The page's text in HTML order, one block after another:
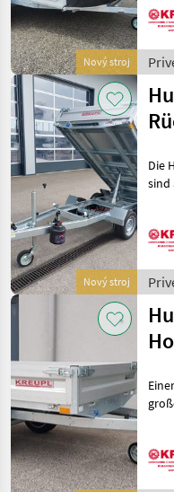
Nový stroj
Nový stroj
Die
sind